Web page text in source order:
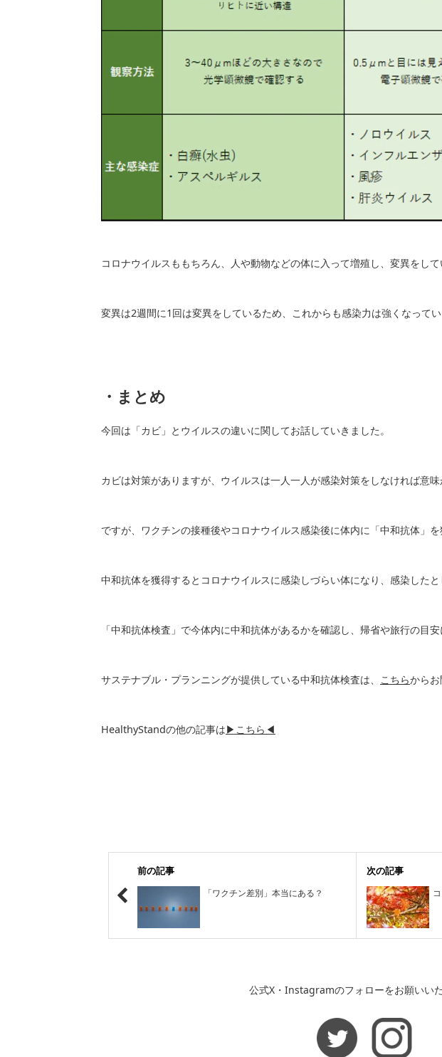
コロナウイルスももちろん、人や動物などの体に入って増殖し、変異をして
変異は2週間に1回は変異をしているため、これからも感染力は強くなってい
・まとめ
今回は「カビ」とウイルスの違いに関してお話していきました。
カビは対策がありますが、ウイルスは一人一人が感染対策をしなければ意味
ですが、ワクチンの接種後やコロナウイルス感染後に体内に「中和抗体」を
中和抗体を獲得するとコロナウイルスに感染しづらい体になり、感染したと
「中和抗体検査」で今体内に中和抗体があるかを確認し、帰省や旅行の目安
サステナブル・プランニングが提供している中和抗体検査は、 こちらからお
HealthyStandの他の記事は▶こちら◀
前の記事
「ワクチン差別」本当にある？
次の記事
公式X・Instagramのフォローをお願いいた